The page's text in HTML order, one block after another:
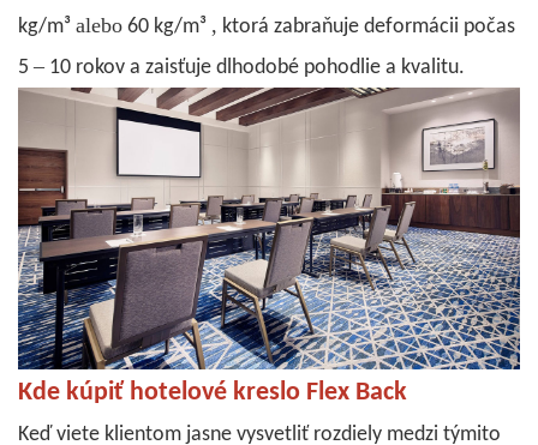
kg/m³ alebo 60 kg/m³ , ktorá zabraňuje deformácii počas
5 – 10 rokov a zaisťuje dlhodobé pohodlie a kvalitu.
Kde kúpiť hotelové kreslo Flex Back
Keď viete klientom jasne vysvetliť rozdiely medzi týmito